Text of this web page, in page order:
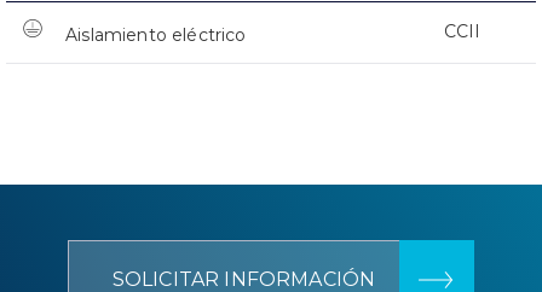
Aislamiento eléctrico CCII
SOLICITAR INFORMACIÓN